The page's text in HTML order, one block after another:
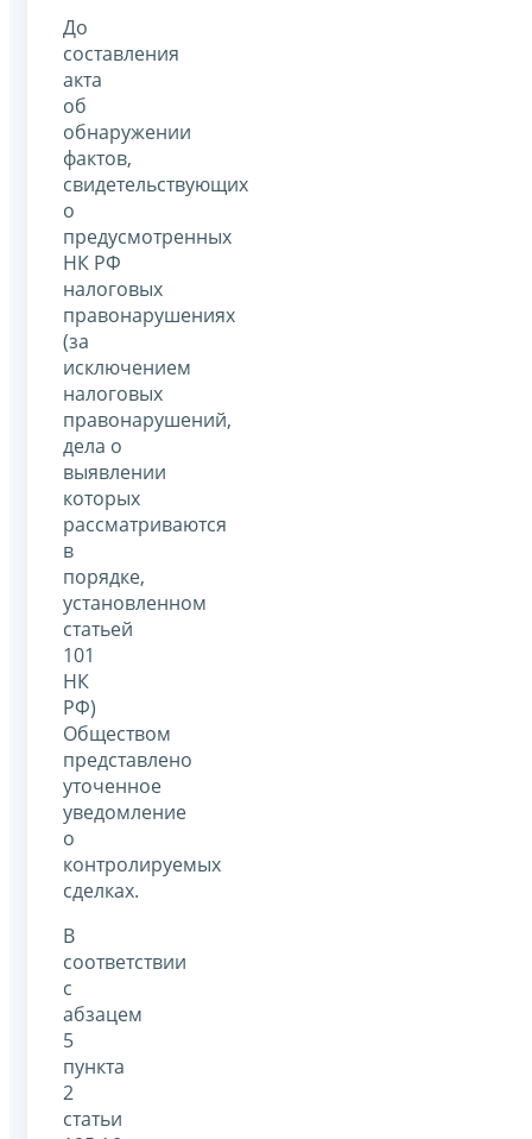
До
составления
акта
об
обнаружении
фактов,
свидетельствующих
о
предусмотренных
НК РФ
налоговых
правонарушениях
(за
исключением
налоговых
правонарушений,
дела о
выявлении
которых
рассматриваются
в
порядке,
установленном
статьей
101
НК
РФ)
Обществом
представлено
уточенное
уведомление
о
контролируемых
сделках.
В
соответствии
с
абзацем
5
пункта
2
статьи